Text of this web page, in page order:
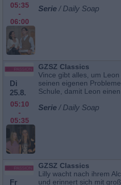
05:35
-
06:00
Serie / Daily Soap
Di
25.8.
05:10
-
05:35
GZSZ Classics
Vince gibt alles, um
seinen eigenen
Schule, damit Leon einen
Serie / Daily Soap
Fr
GZSZ Classics
Lilly wacht nach ihrem
und erinnert sich mit